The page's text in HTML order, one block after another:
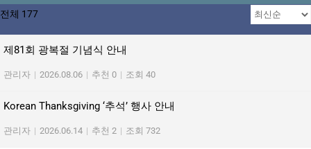
전체 177
제81회 광복절 기념식 안내
관리자 | 2026.08.06 | 추천 0 | 조회 40
Korean Thanksgiving ‘추석’ 행사 안내
관리자 | 2026.06.14 | 추천 2 | 조회 732